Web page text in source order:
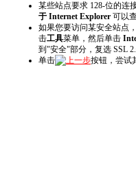
某些站点要求 128-位的连
于 Internet Explorer 可以
如果您要访问某安全站点
击工具菜单，然后单击
到"安全"部分，复选 SSL
单击
上一步按钮，尝试